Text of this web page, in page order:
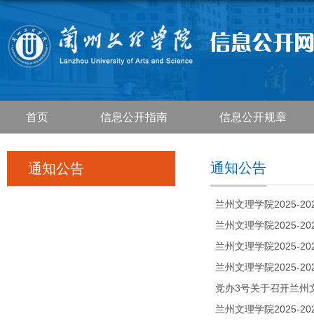
首页 信息公开指南 信息公开规章
通知公告 通知公告
兰州文理学院2025-
兰州文理学院2025-
兰州文理学院2025-
兰州文理学院2025-
党办3号关于召开兰州
兰州文理学院2025-